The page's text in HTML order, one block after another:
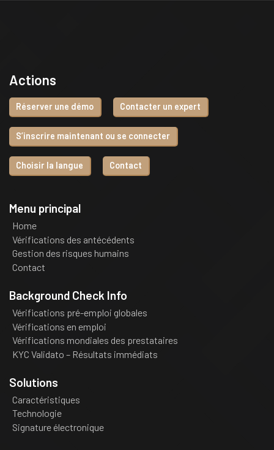
Actions
Réserver une démo Contacter un expert
S’inscrire maintenant ou se connecter
Choisir la langue Contact
Menu principal
Home
Vérifications des antécédents
Gestion des risques humains
Contact
Background Check Info
Vérifications pré-emploi globales
Vérifications en emploi
Vérifications mondiales des prestataires
KYC Validato – Résultats immédiats
Solutions
Caractéristiques
Technologie
Signature électronique